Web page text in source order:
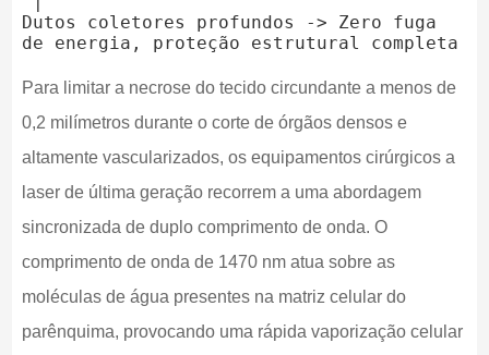
Dutos coletores profundos -> Zero fuga
Para limitar a necrose do tecido circundante a menos de
0,2 milímetros durante o corte de órgãos densos e
altamente vascularizados, os equipamentos cirúrgicos a
laser de última geração recorrem a uma abordagem
sincronizada de duplo comprimento de onda. O
comprimento de onda de 1470 nm atua sobre as
moléculas de água presentes na matriz celular do
parênquima, provocando uma rápida vaporização celular